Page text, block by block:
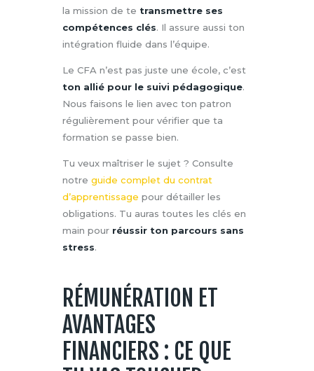
la mission de te transmettre ses
compétences clés. Il assure aussi ton
intégration fluide dans l’équipe.
Le CFA n’est pas juste une école, c’est
ton allié pour le suivi pédagogique.
Nous faisons le lien avec ton patron
régulièrement pour vérifier que ta
formation se passe bien.
Tu veux maîtriser le sujet ? Consulte
notre guide complet du contrat
d’apprentissage pour détailler les
obligations. Tu auras toutes les clés en
main pour réussir ton parcours sans
stress.
RÉMUNÉRATION ET
AVANTAGES
FINANCIERS : CE QUE